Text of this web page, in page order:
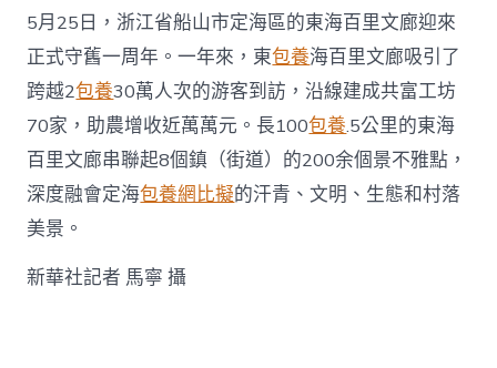
中
國
網〉
中
5月25日，浙江省船山市定海區的東海百里文廊迎來
正式守舊一周年。一年來，東包養海百里文廊吸引了
跨越2包養30萬人次的游客到訪，沿線建成共富工坊
70家，助農增收近萬萬元。長100包養.5公里的東海
百里文廊串聯起8個鎮（街道）的200余個景不雅點，
深度融會定海包養網比擬的汗青、文明、生態和村落
美景。
新華社記者 馬寧 攝